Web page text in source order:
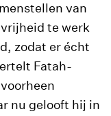
van
te werk
zodat er écht
Fatah-
nu gelooft hij in